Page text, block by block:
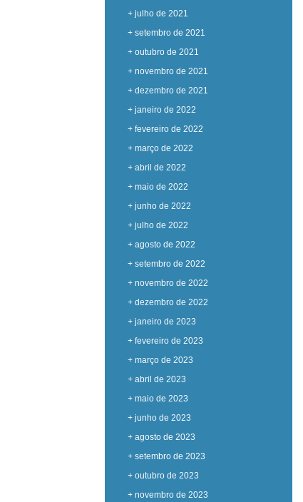
+ julho de 2021
+ setembro de 2021
+ outubro de 2021
+ novembro de 2021
+ dezembro de 2021
+ janeiro de 2022
+ fevereiro de 2022
+ março de 2022
+ abril de 2022
+ maio de 2022
+ junho de 2022
+ julho de 2022
+ agosto de 2022
+ setembro de 2022
+ novembro de 2022
+ dezembro de 2022
+ janeiro de 2023
+ fevereiro de 2023
+ março de 2023
+ abril de 2023
+ maio de 2023
+ junho de 2023
+ agosto de 2023
+ setembro de 2023
+ outubro de 2023
+ novembro de 2023